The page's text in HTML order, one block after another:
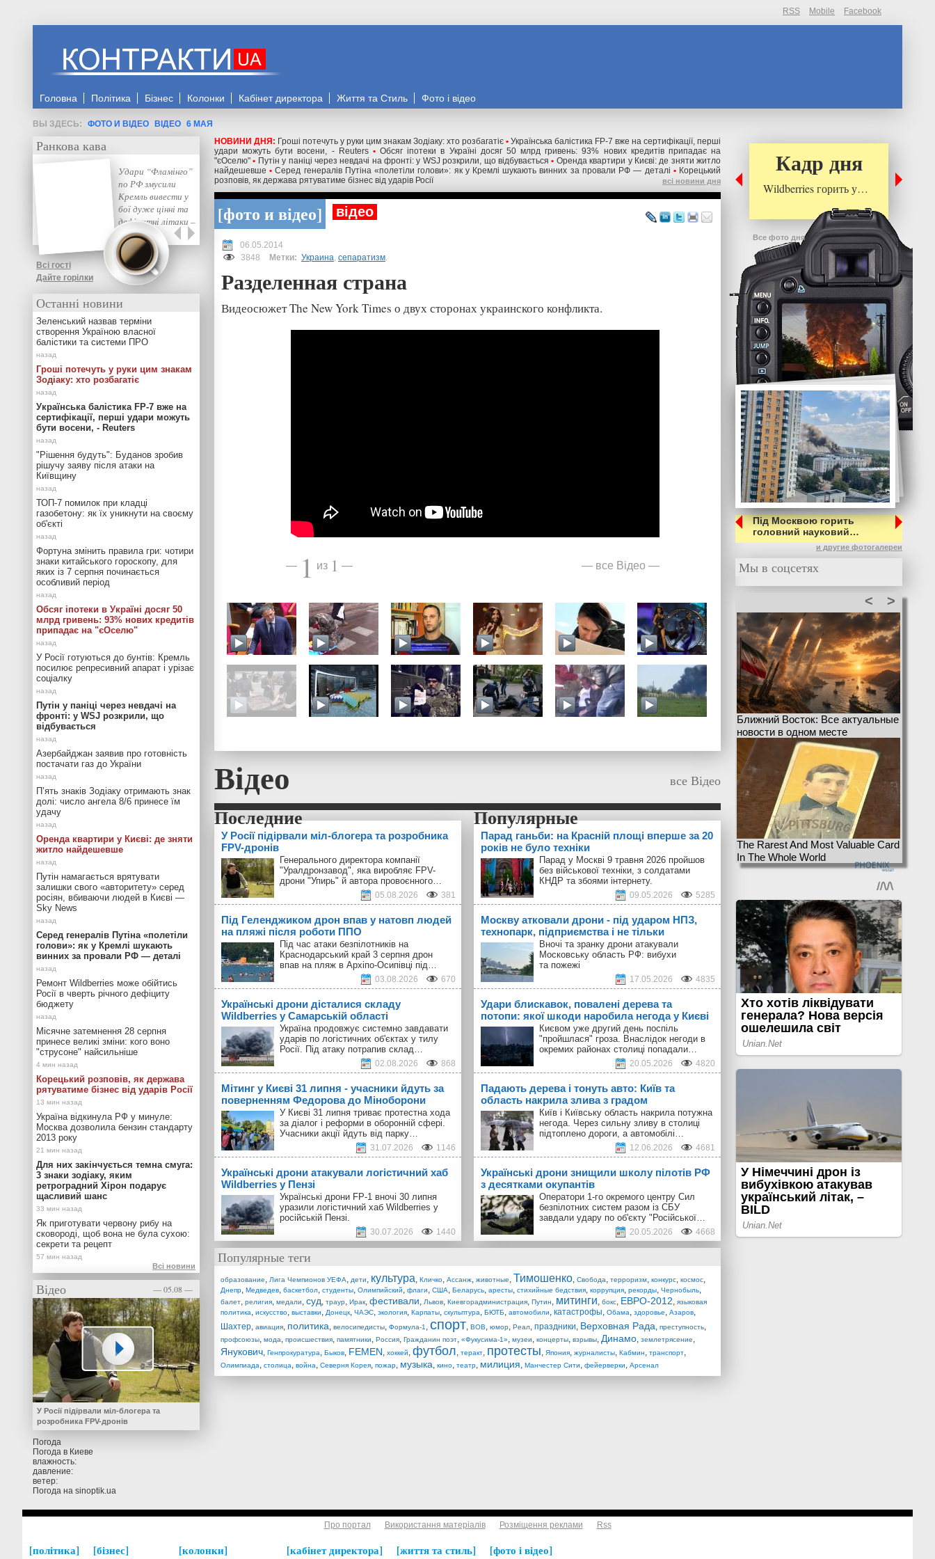
RSS Mobile Facebook
Головна Політика Бізнес Колонки Кабінет директора Життя та Стиль Фото і відео
ФОТО И ВІДЕО ВІДЕО 6 МАЯ
НОВИНИ ДНЯ: Гроші потечуть у руки цим знакам Зодіаку: хто розбагатіє • Українська балістика FP-7 вже на сертифікації, перші
удари можуть бути восени, - Reuters • Обсяг іпотеки в Україні досяг 50 млрд гривень: 93% нових кредитів припадає на
"єОселю" • Путін у паніці через невдачі на фронті: у WSJ розкрили, що відбувається • Оренда квартири у Києві: де зняти житло
найдешевше • Серед генералів Путіна «полетіли голови»: як у Кремлі шукають винних за провали РФ — деталі • Корецький
розповів, як держава рятуватиме бізнес від ударів Росії
всі новини дня
фото и відео відео
06.05.2014
3848
Метки: Украина, сепаратизм.
Разделенная страна
Видеосюжет The New York Times о двух сторонах украинского конфликта.
— 1 из 1 — — все Відео —
Відео все Відео
У Росії підірвали міл-блогера та розробника
FPV-дронів
Генерального директора компанії
"Уралдронзавод", яка виробляє FPV-
дрони "Упирь" й автора провоєнного…
05.08.2026 381
Під Геленджиком дрон впав у натовп людей
на пляжі після роботи ППО
Під час атаки безпілотників на
Краснодарський край 3 серпня дрон
впав на пляж в Архіпо-Осипівці під…
03.08.2026 670
Українські дрони дісталися складу
Wildberries у Самарській області
Україна продовжує системно завдавати
ударів по логістичних об'єктах у тилу
Росії. Під атаку потрапив склад…
02.08.2026 868
Мітинг у Києві 31 липня - учасники йдуть за
поверненням Федорова до Міноборони
У Києві 31 липня триває протестна хода
за діалог і реформи в оборонній сфері.
Учасники акції йдуть від парку…
31.07.2026 1146
Українські дрони атакували логістичний хаб
Wildberries у Пензі
Українські дрони FP-1 вночі 30 липня
уразили логістичний хаб Wildberries у
російській Пензі.
30.07.2026 1440
Парад ганьби: на Красній площі вперше за 20
років не було техніки
Парад у Москві 9 травня 2026 пройшов
без військової техніки, з солдатами
КНДР та збоями інтернету.
09.05.2026 5285
Москву атковали дрони - під ударом НПЗ,
технопарк, підприємства і не тільки
Вночі та зранку дрони атакували
Московську область РФ: вибухи
та пожежі
17.05.2026 4835
Удари блискавок, повалені дерева та
потопи: якої шкоди наробила негода у Києві
Києвом уже другий день поспіль
"пройшлася" гроза. Внаслідок негоди в
окремих районах столиці попадали…
20.05.2026 4820
Падають дерева і тонуть авто: Київ та
область накрила злива з градом
Київ і Київську область накрила потужна
негода. Через сильну зливу в столиці
підтоплено дороги, а автомобілі…
12.06.2026 4681
Українські дрони знищили школу пілотів РФ
з десятками окупантів
Оператори 1-го окремого центру Сил
безпілотних систем разом із СБУ
завдали удару по об'єкту "Російської…
20.05.2026 4668
Популярные теги
образование, Лига Чемпионов УЕФА, дети, культура, Кличко, Ассанж, животные, Тимошенко, Свобода, терроризм, конкурс, космос,
Днепр, Медведев, баскетбол, студенты, Олимпийский, флаги, США, Беларусь, аресты, стихийные бедствия, коррупция, рекорды, Чернобыль,
балет, религия, медали, суд, траур, Ирак, фестивали, Львов, Киевгорадминистрация, Путин, митинги, бокс, ЕВРО-2012, языковая
политика, искусство, выставки, Донецк, ЧАЭС, экология, Карпаты, скульптура, БЮТБ, автомобили, катастрофы, Обама, здоровье, Азаров,
Шахтер, авиация, политика, велосипедисты, Формула-1 , спорт, ВОВ, юмор, Реал, праздники, Верховная Рада, преступность,
профсоюзы, мода, происшествия, памятники, Россия, Гражданин поэт, «Фукусима-1», музеи, концерты, взрывы, Динамо, землетрясение,
Янукович, Генпрокуратура, Быков, FEMEN, хоккей, футбол, теракт, протесты, Япония, журналисты, Кабмин, транспорт,
Олимпиада, столица, война, Северня Корея, пожар, музыка, кино, театр, милиция, Манчестер Сити, фейерверки, Арсенал
Ранкова кава
Удари “Фламінго”
по РФ змусили
Кремль вивести у
бої дуже цінні та
дефіцитні літаки –
ISW
Всі гості
Дайте горілки
Останні новини
Зеленський назвав терміни
створення Україною власної
балістики та системи ПРО
Гроші потечуть у руки цим знакам
Зодіаку: хто розбагатіє
Українська балістика FP-7 вже на
сертифікації, перші удари можуть
бути восени, - Reuters
"Рішення будуть": Буданов зробив
рішучу заяву після атаки на
Київщину
ТОП-7 помилок при кладці
газобетону: як їх уникнути на своєму
об'єкті
Фортуна змінить правила гри: чотири
знаки китайського гороскопу, для
яких із 7 серпня починається
особливий період
Обсяг іпотеки в Україні досяг 50
млрд гривень: 93% нових кредитів
припадає на "єОселю"
У Росії готуються до бунтів: Кремль
посилює репресивний апарат і урізає
соціалку
Путін у паніці через невдачі на
фронті: у WSJ розкрили, що
відбувається
Азербайджан заявив про готовність
постачати газ до України
П’ять знаків Зодіаку отримають знак
долі: число ангела 8/6 принесе їм
удачу
Оренда квартири у Києві: де зняти
житло найдешевше
Путін намагається врятувати
залишки свого «авторитету» серед
росіян, вбиваючи людей в Києві —
Sky News
Серед генералів Путіна «полетіли
голови»: як у Кремлі шукають
винних за провали РФ — деталі
Ремонт Wildberries може обійтись
Росії в чверть річного дефіциту
бюджету
Місячне затемнення 28 серпня
принесе великі зміни: кого воно
"струсоне" найсильніше
Корецький розповів, як держава
рятуватиме бізнес від ударів Росії
Україна відкинула РФ у минуле:
Москва дозволила бензин стандарту
2013 року
Для них закінчується темна смуга:
3 знаки зодіаку, яким
ретроградний Хірон подарує
щасливий шанс
Як приготувати червону рибу на
сковороді, щоб вона не була сухою:
секрети та рецепт
Всі новини
Відео — 05.08 —
У Росії підірвали міл-блогера та
розробника FPV-дронів
Погода
Погода в Киеве
влажность:
давление:
ветер:
Погода на sinoptik.ua
Кадр дня
Wildberries горить у…
Все фото дня
Під Москвою горить
головний науковий…
и другие фотогалереи
Мы в соцсетях
>
<
Ближний Восток: Все актуальные
новости в одном месте
The Rarest And Most Valuable Card
In The Whole World
Про портал Використання матеріалів Розміщення реклами Rss
політика бізнес колонки кабінет директора життя та стиль фото і відео